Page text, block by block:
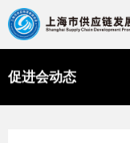
促进会动态